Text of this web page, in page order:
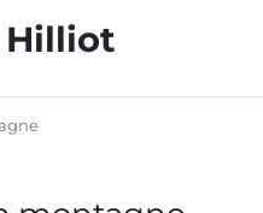
Hilliot